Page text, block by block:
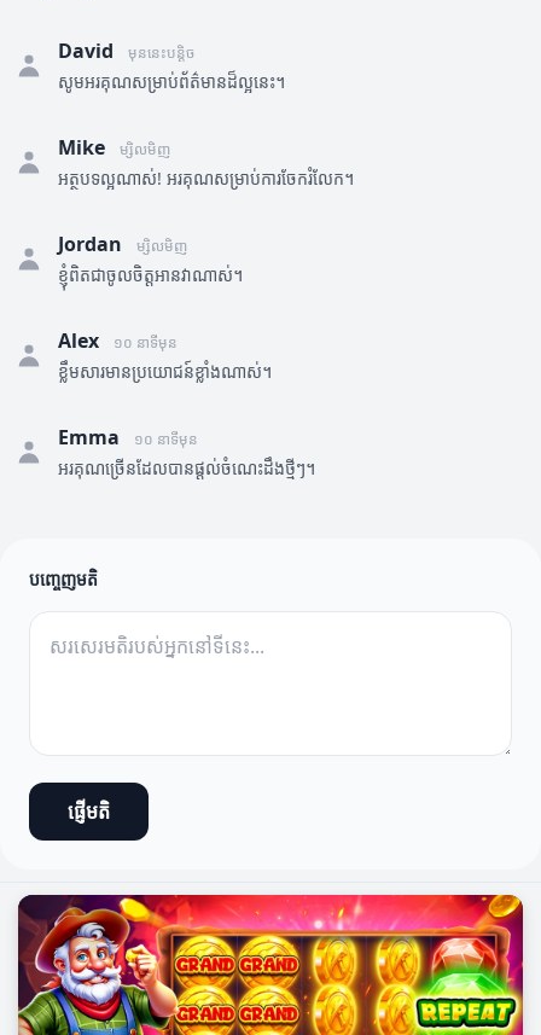
David មុននេះបន្តិច
សូមអរគុណសម្រាប់ព័ត៌មានដ៏ល្អនេះ។
Mike ម្សិលមិញ
អត្ថបទល្អណាស់! អរគុណសម្រាប់ការចែករំលែក។
Jordan ម្សិលមិញ
ខ្ញុំពិតជាចូលចិត្តអានវាណាស់។
Alex ១០ នាទីមុន
ខ្លឹមសារមានប្រយោជន៍ខ្លាំងណាស់។
Emma ១០ នាទីមុន
អរគុណច្រើនដែលបានផ្តល់ចំណេះដឹងថ្មីៗ។
បញ្ចេញមតិ
ផ្ញើមតិ